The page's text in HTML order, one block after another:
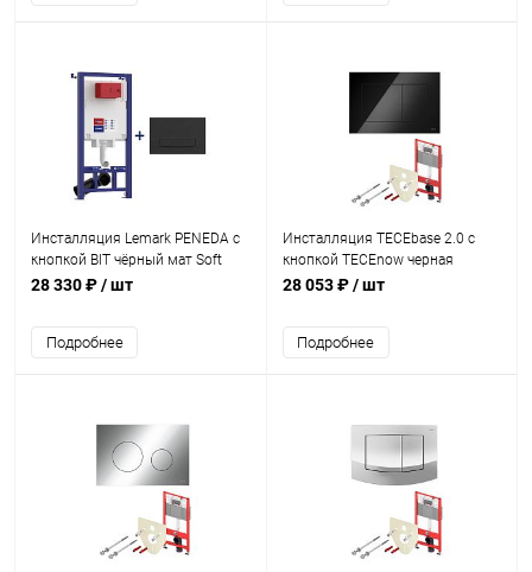
Инсталляция Lemark PENEDA с
кнопкой BIT чёрный мат Soft
touch
28 330 ₽/ шт
Подробнее
Инсталляция TECEbase 2.0 с
кнопкой TECEnow черная
глянцевая K440403
28 053 ₽/ шт
Подробнее